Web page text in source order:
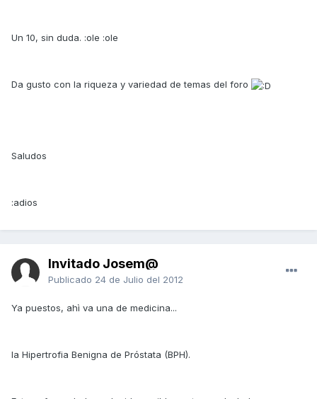
Un 10, sin duda. :ole :ole
Da gusto con la riqueza y variedad de temas del foro
Saludos
:adios
Invitado Josem@
Publicado 24 de Julio del 2012
Ya puestos, ahì va una de medicina...
la Hipertrofia Benigna de Próstata (BPH).